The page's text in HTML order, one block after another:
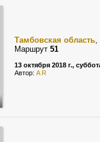
Тамбовская область,
Маршрут 51
13 октября 2018 г.,
Автор: A R